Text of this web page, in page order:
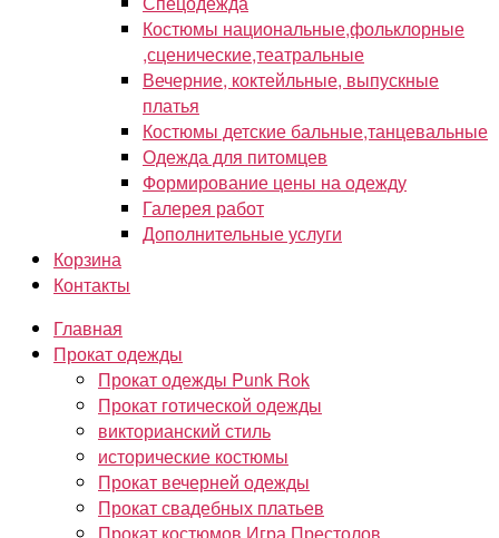
Костюмы национальные,фольклорные
,сценические,театральные
Вечерние, коктейльные, выпускные
платья
Костюмы детские бальные,танцевальные
Одежда для питомцев
Формирование цены на одежду
Галерея работ
Дополнительные услуги
Корзина
Контакты
Главная
Прокат одежды
Прокат одежды Punk Rok
Прокат готической одежды
викторианский стиль
исторические костюмы
Прокат вечерней одежды
Прокат свадебных платьев
Прокат костюмов Игра Престолов